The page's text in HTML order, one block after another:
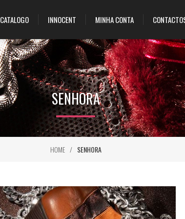
CATALOGO INNOCENT MINHA CONTA
HOME / SENHORA
SENHORA